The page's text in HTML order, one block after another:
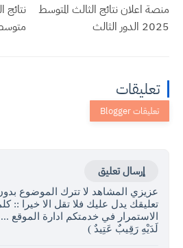
منصة اعلان نتائج الثالث المتوسط
2025 الدور الثالث
تعليقات
إرسال تعليق
عزيزي المشاهد لا تترك الموضوع
تعليقك يدل عليك فلا تقل الا خيرا ::
الاستمرار في خدمتكم ادارة الموقع
لَدَيْهِ رَقِيبٌ عَتِيدٌ )